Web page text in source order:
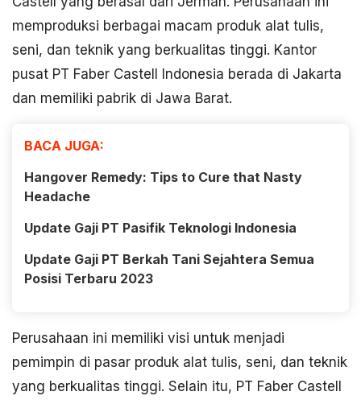
memproduksi berbagai macam produk alat tulis,
seni, dan teknik yang berkualitas tinggi. Kantor
pusat PT Faber Castell Indonesia berada di Jakarta
dan memiliki pabrik di Jawa Barat.
BACA JUGA:
Hangover Remedy: Tips to Cure that Nasty
Headache
Update Gaji PT Pasifik Teknologi Indonesia
Update Gaji PT Berkah Tani Sejahtera Semua
Posisi Terbaru 2023
Perusahaan ini memiliki visi untuk menjadi
pemimpin di pasar produk alat tulis, seni, dan teknik
yang berkualitas tinggi. Selain itu, PT Faber Castell